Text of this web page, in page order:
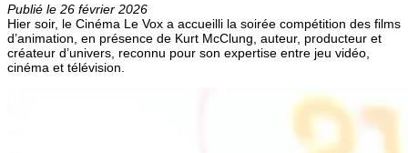
Publié le 26 février 2026
Hier soir, le Cinéma Le Vox a accueilli la soirée compétition des films
d’animation, en présence de Kurt McClung, auteur, producteur et
créateur d’univers, reconnu pour son expertise entre jeu vidéo,
cinéma et télévision.